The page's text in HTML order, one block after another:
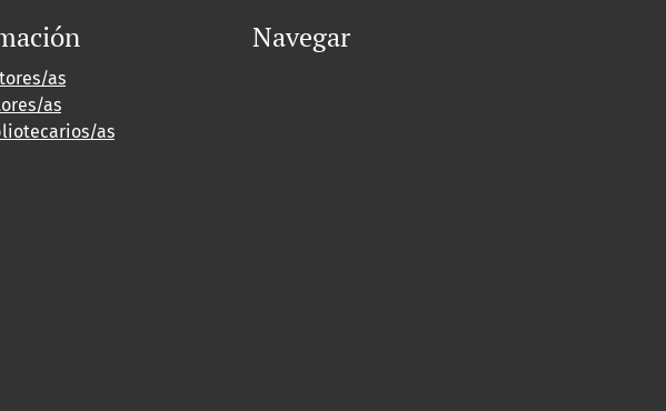
as
as
as
Navegar